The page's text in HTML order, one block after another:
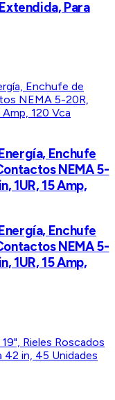
Para
Enchufe
NEMA 5-
1UR, 15 Amp,
Enchufe
NEMA 5-
1UR, 15 Amp,